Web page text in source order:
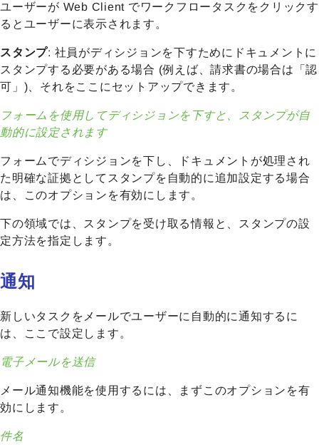
ユーザーが Web Client でワークフロータスクをクリックす
るとユーザーに表示されます。
スタンプ: 社員がディシジョンを下すためにドキュメントに
スタンプする必要がある場合 (例えば、請求書の場合は「認
可」)、それをここにセットアップできます。
フォームを使用してディシジョンを下すと、スタンプが自
動的に設定されます
フォームでディシジョンを下し、ドキュメントが処理され
た明確な証拠としてスタンプを自動的に追加設定する場合
は、このオプションを有効にします。
下の領域では、スタンプを受け取る情報と、スタンプの設
定方法を指定します。
通知
新しいタスクをメールでユーザーに自動的に通知するに
は、ここで設定します。
電子メールを送信
メール通知機能を使用するには、まずこのオプションを有
効にします。
件名